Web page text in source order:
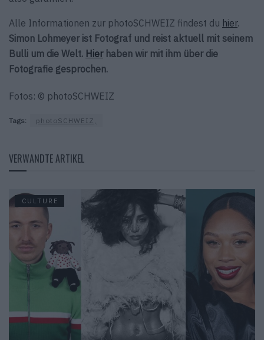
Alle Informationen zur photoSCHWEIZ findest du hier.
Simon Lohmeyer ist Fotograf und reist aktuell mit seinem
Bulli um die Welt. Hierhaben wir mit ihm über die
Fotografie gesprochen.
Fotos: © photoSCHWEIZ
Tags: photoSCHWEIZ,
VERWANDTE ARTIKEL
CULTURE